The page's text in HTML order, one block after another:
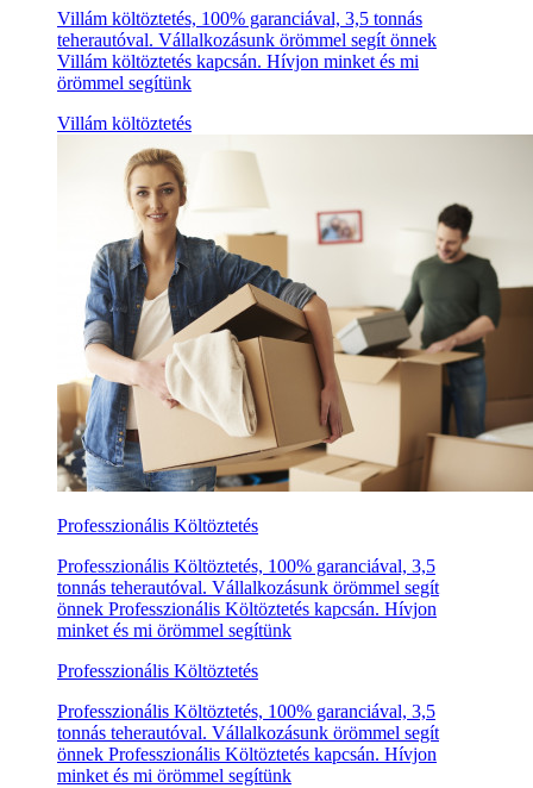
Villám költöztetés, 100% garanciával, 3,5 tonnás
teherautóval. Vállalkozásunk örömmel segít önnek
Villám költöztetés kapcsán. Hívjon minket és mi
örömmel segítünk
Villám költöztetés
Professzionális Költöztetés
Professzionális Költöztetés, 100% garanciával, 3,5
tonnás teherautóval. Vállalkozásunk örömmel segít
önnek Professzionális Költöztetés kapcsán. Hívjon
minket és mi örömmel segítünk
Professzionális Költöztetés
Professzionális Költöztetés, 100% garanciával, 3,5
tonnás teherautóval. Vállalkozásunk örömmel segít
önnek Professzionális Költöztetés kapcsán. Hívjon
minket és mi örömmel segítünk